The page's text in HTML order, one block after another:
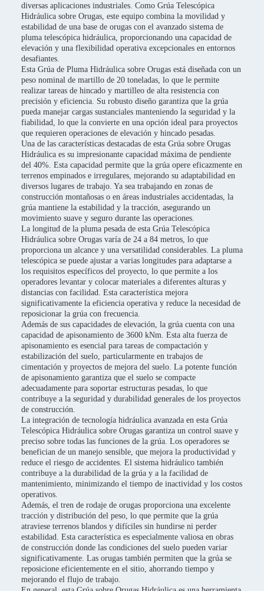
diversas aplicaciones industriales. Como Grúa Telescópica
Hidráulica sobre Orugas, este equipo combina la movilidad y
estabilidad de una base de orugas con el avanzado sistema de
pluma telescópica hidráulica, proporcionando una capacidad de
elevación y una flexibilidad operativa excepcionales en entornos
desafiantes.
Esta Grúa de Pluma Hidráulica sobre Orugas está diseñada con un
peso nominal de martillo de 20 toneladas, lo que le permite
realizar tareas de hincado y martilleo de alta resistencia con
precisión y eficiencia. Su robusto diseño garantiza que la grúa
pueda manejar cargas sustanciales manteniendo la seguridad y la
fiabilidad, lo que la convierte en una opción ideal para proyectos
que requieren operaciones de elevación y hincado pesadas.
Una de las características destacadas de esta Grúa sobre Orugas
Hidráulica es su impresionante capacidad máxima de pendiente
del 40%. Esta capacidad permite que la grúa opere eficazmente en
terrenos empinados e irregulares, mejorando su adaptabilidad en
diversos lugares de trabajo. Ya sea trabajando en zonas de
construcción montañosas o en áreas industriales accidentadas, la
grúa mantiene la estabilidad y la tracción, asegurando un
movimiento suave y seguro durante las operaciones.
La longitud de la pluma pesada de esta Grúa Telescópica
Hidráulica sobre Orugas varía de 24 a 84 metros, lo que
proporciona un alcance y una versatilidad considerables. La pluma
telescópica se puede ajustar a varias longitudes para adaptarse a
los requisitos específicos del proyecto, lo que permite a los
operadores levantar y colocar materiales a diferentes alturas y
distancias con facilidad. Esta característica mejora
significativamente la eficiencia operativa y reduce la necesidad de
reposicionar la grúa con frecuencia.
Además de sus capacidades de elevación, la grúa cuenta con una
capacidad de apisonamiento de 3600 kNm. Esta alta fuerza de
apisonamiento es esencial para tareas de compactación y
estabilización del suelo, particularmente en trabajos de
cimentación y proyectos de mejora del suelo. La potente función
de apisonamiento garantiza que el suelo se compacte
adecuadamente para soportar estructuras pesadas, lo que
contribuye a la seguridad y durabilidad generales de los proyectos
de construcción.
La integración de tecnología hidráulica avanzada en esta Grúa
Telescópica Hidráulica sobre Orugas garantiza un control suave y
preciso sobre todas las funciones de la grúa. Los operadores se
benefician de un manejo sensible, que mejora la productividad y
reduce el riesgo de accidentes. El sistema hidráulico también
contribuye a la durabilidad de la grúa y a la facilidad de
mantenimiento, minimizando el tiempo de inactividad y los costos
operativos.
Además, el tren de rodaje de orugas proporciona una excelente
tracción y distribución del peso, lo que permite que la grúa
atraviese terrenos blandos y difíciles sin hundirse ni perder
estabilidad. Esta característica es especialmente valiosa en obras
de construcción donde las condiciones del suelo pueden variar
significativamente. Las orugas también permiten que la grúa se
reposicione eficientemente en el sitio, ahorrando tiempo y
mejorando el flujo de trabajo.